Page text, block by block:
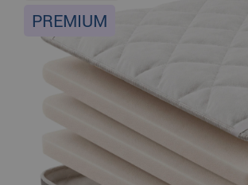
PREMIUM